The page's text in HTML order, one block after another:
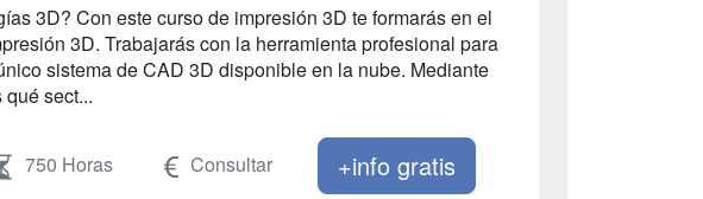
3D? Con este curso de impresión 3D te formarás en el
3D. Trabajarás con la herramienta profesional para
sistema de CAD 3D disponible en la nube. Mediante
sect...
750 Horas Consultar +info gratis